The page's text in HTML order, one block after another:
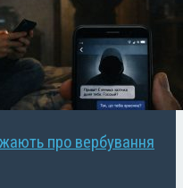
про вербування